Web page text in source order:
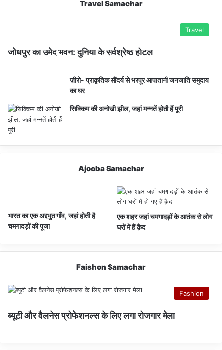
Travel Samachar
Travel
जोधपुर का उमेद भवन: दुनिया के सर्वश्रेष्ठ होटल
ज़ीरो- प्राकृतिक सौंदर्य से भरपूर आपातानी जनजाति समुदाय
का घर
सिक्किम की अनोखी झील, जहां मन्नतें होती हैं पूरी
Ajooba Samachar
भारत का एक अद्दभुत गाँव, जहां होती है
चमगादड़ों की पूजा
एक शहर जहां चमगादड़ों के आतंक से लोग
घरों में हैं क़ैद
Faishon Samachar
Fashion
ब्यूटी और वैलनेस प्रोफेशनल्स के लिए लगा रोजगार मेला